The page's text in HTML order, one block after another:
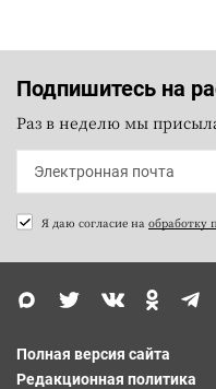
Подпишитесь на
Раз в неделю мы
Я даю согласие на обработку
Полная версия сайта
Редакционная политика